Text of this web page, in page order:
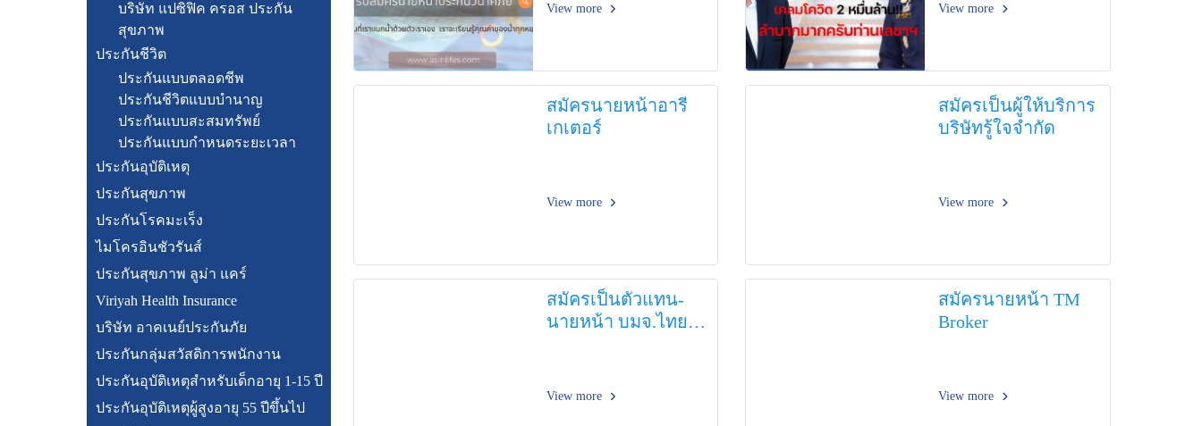
View more View more
สมัครนายหน้าอารี
เกเตอร์
View more
สมัครเป็นผู้ให้บริการ
บริษัทรู้ใจจำกัด
View more
สมัครเป็นตัวแทน-
นายหน้า บมจ.ไทย
View more
สมัครนายหน้า TM
Broker
View more
บริษัท แปซิฟิค ครอส ประกัน
สุขภาพ
ประกันชีวิต
ประกันแบบตลอดชีพ
ประกันชีวิตแบบบำนาญ
ประกันแบบสะสมทรัพย์
ประกันแบบกำหนดระยะเวลา
ประกันอุบัติเหตุ
ประกันสุขภาพ
ประกันโรคมะเร็ง
ไมโครอินชัวรันส์
ประกันสุขภาพ ลูม่า แคร์
Viriyah Health Insurance
บริษัท อาคเนย์ประกันภัย
ประกันกลุ่มสวัสดิการพนักงาน
ประกันอุบัติเหตุสำหรับเด็กอายุ 1-15 ปี
ประกันอุบัติเหตุผู้สูงอายุ 55 ปีขึ้นไป